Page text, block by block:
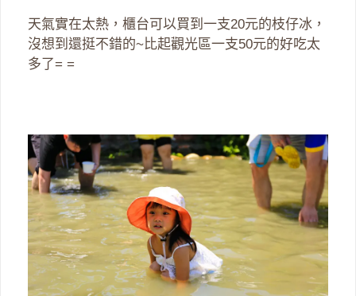
天氣實在太熱，櫃台可以買到一支20元的枝仔冰，
沒想到還挺不錯的~比起觀光區一支50元的好吃太
多了= =